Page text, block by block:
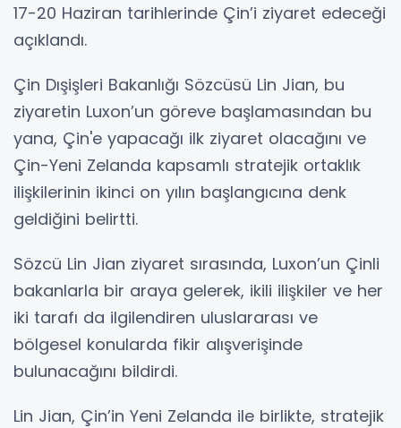
17-20 Haziran tarihlerinde Çin’i ziyaret edeceği
açıklandı.
Çin Dışişleri Bakanlığı Sözcüsü Lin Jian, bu
ziyaretin Luxon’un göreve başlamasından bu
yana, Çin'e yapacağı ilk ziyaret olacağını ve
Çin-Yeni Zelanda kapsamlı stratejik ortaklık
ilişkilerinin ikinci on yılın başlangıcına denk
geldiğini belirtti.
Sözcü Lin Jian ziyaret sırasında, Luxon’un Çinli
bakanlarla bir araya gelerek, ikili ilişkiler ve her
iki tarafı da ilgilendiren uluslararası ve
bölgesel konularda fikir alışverişinde
bulunacağını bildirdi.
Lin Jian, Çin’in Yeni Zelanda ile birlikte, stratejik